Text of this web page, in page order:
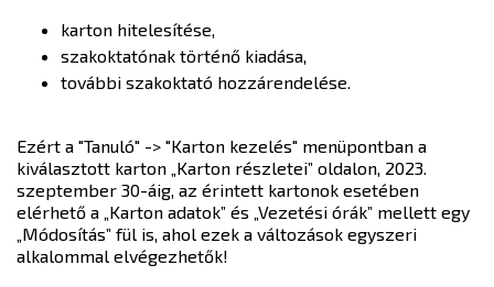
karton hitelesítése,
szakoktatónak történő kiadása,
további szakoktató hozzárendelése.
Ezért a "Tanuló" -> "Karton kezelés" menüpontban a
kiválasztott karton „Karton részletei” oldalon, 2023.
szeptember 30-áig, az érintett kartonok esetében
elérhető a „Karton adatok” és „Vezetési órák” mellett egy
„Módosítás” fül is, ahol ezek a változások egyszeri
alkalommal elvégezhetők!